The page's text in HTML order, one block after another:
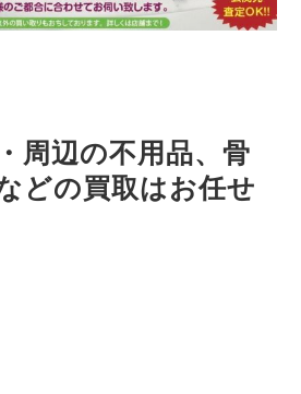
周辺の不用品、骨
どの買取はお任せ